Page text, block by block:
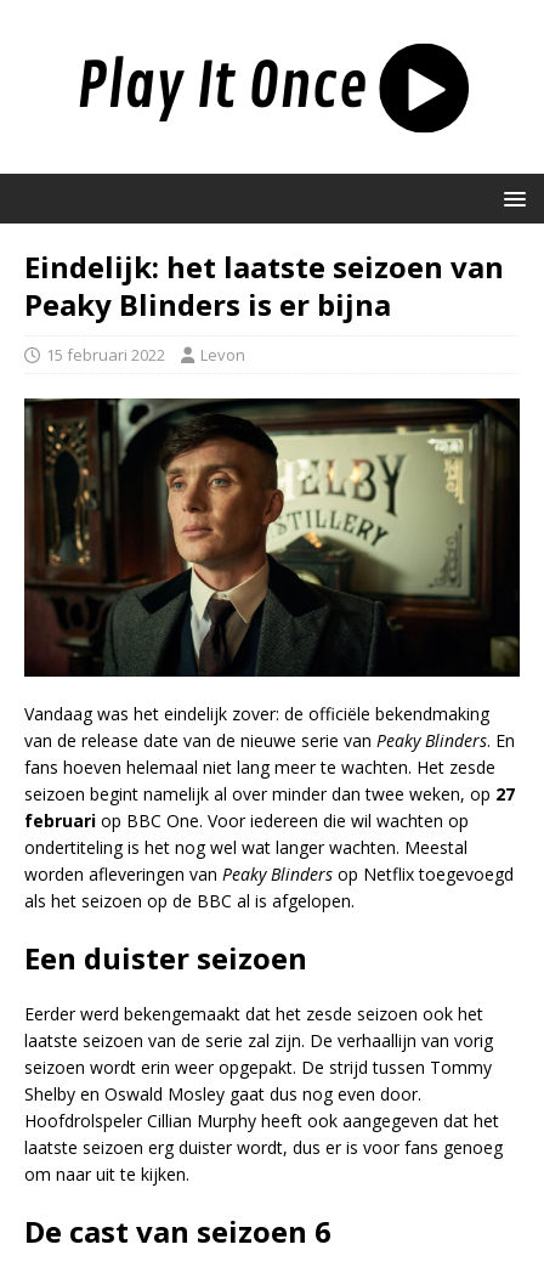
Eindelijk: het laatste seizoen van
Peaky Blinders is er bijna
15 februari 2022 Levon
Vandaag was het eindelijk zover: de officiële bekendmaking
van de release date van de nieuwe serie van Peaky Blinders. En
fans hoeven helemaal niet lang meer te wachten. Het zesde
seizoen begint namelijk al over minder dan twee weken, op 27
februari op BBC One. Voor iedereen die wil wachten op
ondertiteling is het nog wel wat langer wachten. Meestal
worden afleveringen van Peaky Blinders op Netflix toegevoegd
als het seizoen op de BBC al is afgelopen.
Een duister seizoen
Eerder werd bekengemaakt dat het zesde seizoen ook het
laatste seizoen van de serie zal zijn. De verhaallijn van vorig
seizoen wordt erin weer opgepakt. De strijd tussen Tommy
Shelby en Oswald Mosley gaat dus nog even door.
Hoofdrolspeler Cillian Murphy heeft ook aangegeven dat het
laatste seizoen erg duister wordt, dus er is voor fans genoeg
om naar uit te kijken.
De cast van seizoen 6